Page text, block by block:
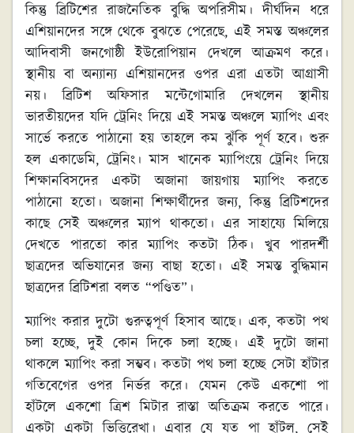
কিন্তু ব্রিটিশের রাজনৈতিক বুদ্ধি অপরিসীম। দীর্ঘদিন ধরে
এশিয়ানদের সঙ্গে থেকে বুঝতে পেরেছে, এই সমস্ত অঞ্চলের
আদিবাসী জনগোষ্ঠী ইউরোপিয়ান দেখলে আক্রমণ করে।
স্থানীয় বা অন্যান্য এশিয়ানদের ওপর এরা এতটা আগ্রাসী
নয়। ব্রিটিশ অফিসার মন্টেগোমারি দেখলেন স্থানীয়
ভারতীয়দের যদি ট্রেনিং দিয়ে এই সমস্ত অঞ্চলে ম্যাপিং এবং
সার্ভে করতে পাঠানো হয় তাহলে কম ঝুঁকি পূর্ণ হবে। শুরু
হল একাডেমি, ট্রেনিং। মাস খানেক ম্যাপিংয়ে ট্রেনিং দিয়ে
শিক্ষানবিসদের একটা অজানা জায়গায় ম্যাপিং করতে
পাঠানো হতো। অজানা শিক্ষার্থীদের জন্য, কিন্তু ব্রিটিশদের
কাছে সেই অঞ্চলের ম্যাপ থাকতো। এর সাহায্যে মিলিয়ে
দেখতে পারতো কার ম্যাপিং কতটা ঠিক। খুব পারদর্শী
ছাত্রদের অভিযানের জন্য বাছা হতো। এই সমস্ত বুদ্ধিমান
ছাত্রদের ব্রিটিশরা বলত “পণ্ডিত”।
ম্যাপিং করার দুটো গুরুত্বপূর্ণ হিসাব আছে। এক, কতটা পথ
চলা হচ্ছে, দুই কোন দিকে চলা হচ্ছে। এই দুটো জানা
থাকলে ম্যাপিং করা সম্ভব। কতটা পথ চলা হচ্ছে সেটা হাঁটার
গতিবেগের ওপর নির্ভর করে। যেমন কেউ একশো পা
হাঁটলে একশো ত্রিশ মিটার রাস্তা অতিক্রম করতে পারে।